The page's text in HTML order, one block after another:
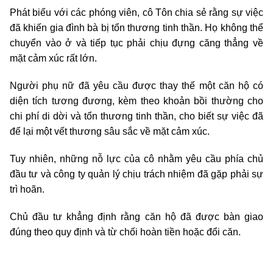
Phát biểu với các phóng viên, cô Tôn chia sẻ rằng sự việc
đã khiến gia đình bà bị tổn thương tinh thần. Họ không thể
chuyển vào ở và tiếp tục phải chịu đựng căng thẳng về
mặt cảm xúc rất lớn.
Người phụ nữ đã yêu cầu được thay thế một căn hộ có
diện tích tương đương, kèm theo khoản bồi thường cho
chi phí di dời và tổn thương tinh thần, cho biết sự việc đã
để lại một vết thương sâu sắc về mặt cảm xúc.
Tuy nhiên, những nỗ lực của cô nhằm yêu cầu phía chủ
đầu tư và công ty quản lý chịu trách nhiệm đã gặp phải sự
trì hoãn.
Chủ đầu tư khẳng định rằng căn hộ đã được bàn giao
đúng theo quy định và từ chối hoàn tiền hoặc đổi căn.